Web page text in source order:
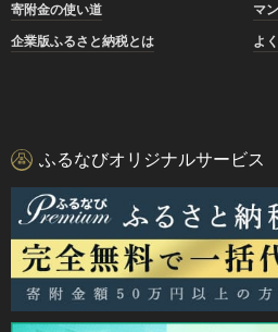
寄附金の使い道
マ
企業版ふるさと納税とは
よ
ふるなびオリジナルサービス